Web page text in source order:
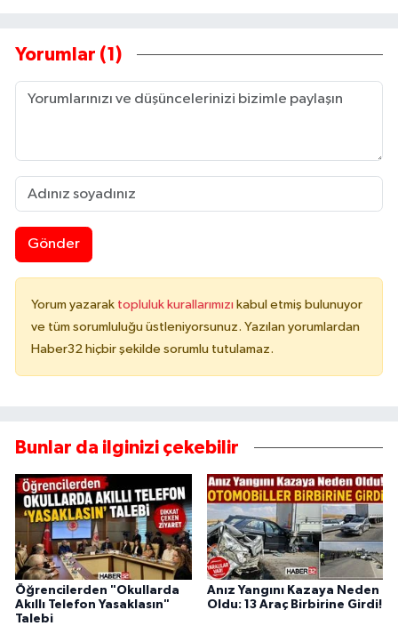
Yorumlar (1)
Gönder
Yorum yazarak topluluk kurallarımızı kabul etmiş bulunuyor
ve tüm sorumluluğu üstleniyorsunuz. Yazılan yorumlardan
Haber32 hiçbir şekilde sorumlu tutulamaz.
Bunlar da ilginizi çekebilir
Öğrencilerden "Okullarda
Akıllı Telefon Yasaklasın"
Talebi
Anız Yangını Kazaya Neden
Oldu: 13 Araç Birbirine Girdi!